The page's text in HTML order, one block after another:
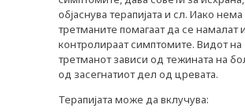
објаснува терапијата и сл. Иако
третманите помагаат да се намалат
контролираат симптомите. Видот на
третманот зависи од тежината на
од засегнатиот дел од цревата.
Терапијата може да вклучува: